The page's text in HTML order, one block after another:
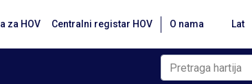
za HOV Centralni registar HOV O nama Lat